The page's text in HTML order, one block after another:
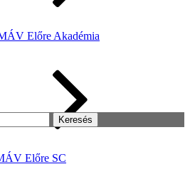
Előre Akadémia
Előre SC